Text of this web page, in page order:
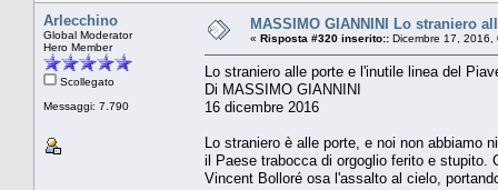
Arlecchino
Global Moderator
Hero Member
Scollegato
Messaggi: 7.790
MASSIMO GIANNINI Lo straniero
« Risposta #320 inserito:: Dicembre 17, 2016,
Lo straniero alle porte e l'inutile linea del
Di MASSIMO GIANNINI
16 dicembre 2016
Lo straniero è alle porte, e noi non abbiamo
il Paese trabocca di orgoglio ferito e
Vincent Bolloré osa l'assalto al cielo,